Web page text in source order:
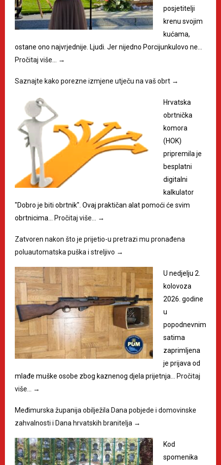
posjetitelji
krenu svojim
kućama,
ostane ono najvrjednije. Ljudi. Jer nijedno Porcijunkulovo ne…
Pročitaj više…
→
Saznajte kako porezne izmjene utječu na vaš obrt →
Hrvatska
obrtnička
komora
(HOK)
pripremila je
besplatni
digitalni
kalkulator
"Dobro je biti obrtnik". Ovaj praktičan alat pomoći će svim
obrtnicima… Pročitaj više… →
Zatvoren nakon što je prijetio-u pretrazi mu pronađena
poluautomatska puška i streljivo →
U nedjelju 2.
kolovoza
2026. godine
u
popodnevnim
satima
zaprimljena
je prijava od
mlađe muške osobe zbog kaznenog djela prijetnja… Pročitaj
više…
→
Međimurska županija obilježila Dana pobjede i domovinske
zahvalnosti i Dana hrvatskih branitelja →
Kod
spomenika